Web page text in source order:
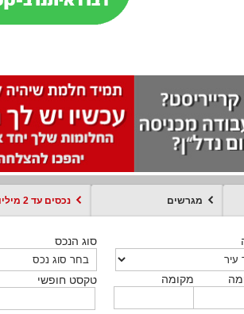
מגרשים נכסים עד 2 מיליון ש”ח
מקומה
סוג הנכס
טקסט חופשי מקומה
סוג הנכס
טקסט חופשי מקומה
סוג הנכס
טקסט חופשי מקומה
סוג עסקה
טקסט חופשי
סוג הנכס
עד קומה
טקסט חופשי